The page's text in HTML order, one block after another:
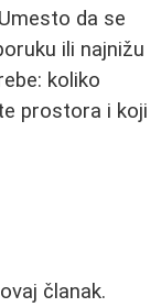
da se
ili najnižu
koliko
prostora i koji
članak.